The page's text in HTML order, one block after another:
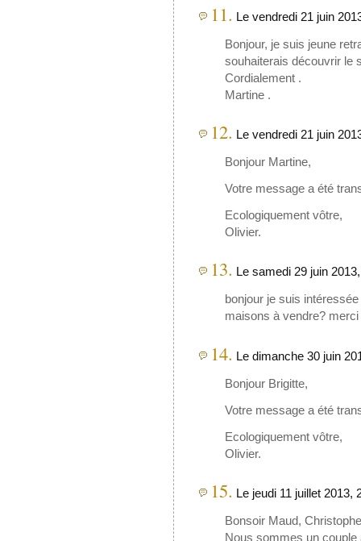
11. Le vendredi 21 juin
Bonjour, je suis jeune
souhaiterais découvrir le
Cordialement .
Martine .
12. Le vendredi 21 juin
Bonjour Martine,
Votre message a été
Ecologiquement vôtre,
Olivier.
13. Le samedi 29 juin
bonjour je suis
maisons à vendre? merci
14. Le dimanche 30 juin
Bonjour Brigitte,
Votre message a été
Ecologiquement vôtre,
Olivier.
15. Le jeudi 11 juillet 2013,
Bonsoir Maud,
Nous sommes un